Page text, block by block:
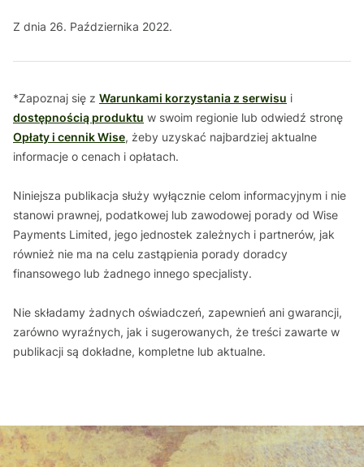
Z dnia 26. Października 2022.
*Zapoznaj się z Warunkami korzystania z serwisu i
dostępnością produktu w swoim regionie lub odwiedź stronę
Opłaty i cennik Wise, żeby uzyskać najbardziej aktualne
informacje o cenach i opłatach.
Niniejsza publikacja służy wyłącznie celom informacyjnym i nie
stanowi prawnej, podatkowej lub zawodowej porady od Wise
Payments Limited, jego jednostek zależnych i partnerów, jak
również nie ma na celu zastąpienia porady doradcy
finansowego lub żadnego innego specjalisty.
Nie składamy żadnych oświadczeń, zapewnień ani gwarancji,
zarówno wyraźnych, jak i sugerowanych, że treści zawarte w
publikacji są dokładne, kompletne lub aktualne.